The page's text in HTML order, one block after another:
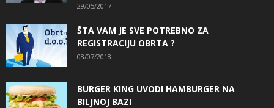
29/05/2017
ŠTA VAM JE SVE POTREBNO ZA
REGISTRACIJU OBRTA ?
08/07/2018
BURGER KING UVODI HAMBURGER NA
BILJNOJ BAZI